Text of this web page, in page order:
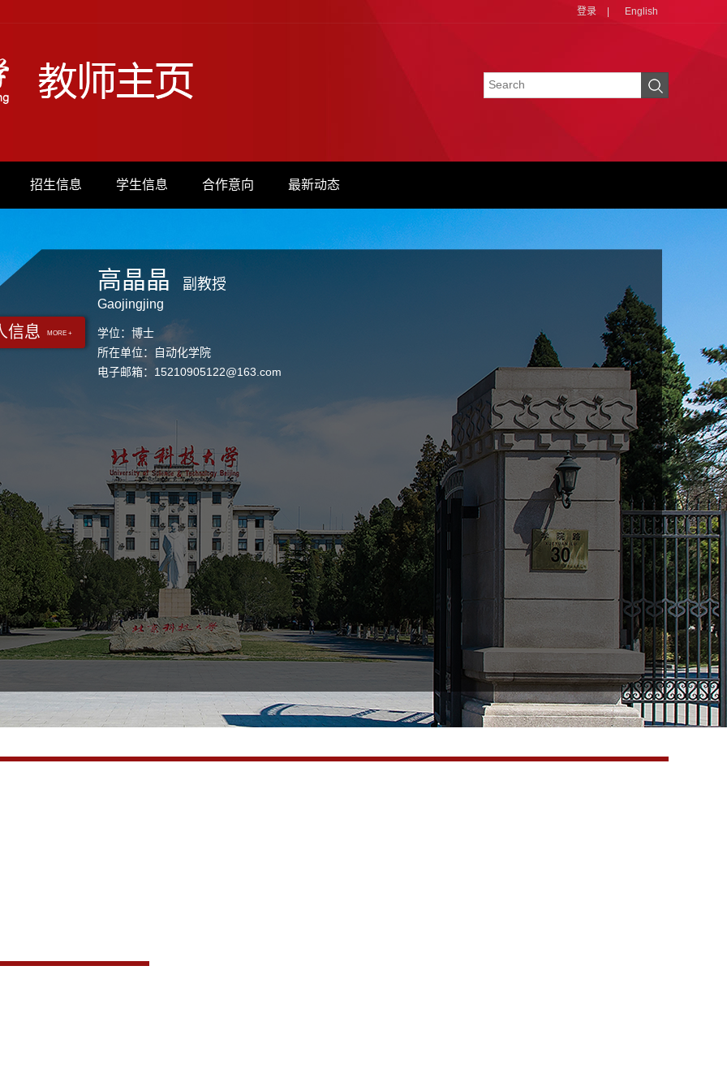
登录 English
招生信息 学生信息 合作意向 最新动态
信息 MORE +
高晶晶
Gaojingjing
副教授
学位：博士
所在单位：自动化学院
电子邮箱： 15210905122@163.com